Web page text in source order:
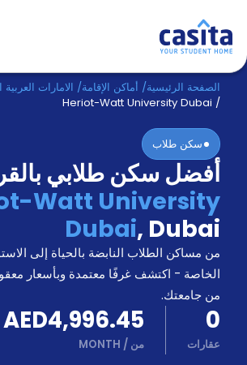
الرئيسية عربي AED
دخول
حجز
السكن
من
نحن؟
المدونة
أخبر
أصدقائك
و
اكسب
كن
شريكا
الدعم
الصفحة الرئيسية/ أماكن الإقامة/ الامارات
/
Heriot-Watt University Dubai
سكن طلاب
أفضل سكن طلابي
Watt University
Dubai, Dubai
من مساكن الطلاب النابضة بالحياة إلى
الخاصة - اكتشف غرفًا معتمدة وبأسعار
من جامعتك.
0
عقارات
AED4,996.45
من /
MONTH